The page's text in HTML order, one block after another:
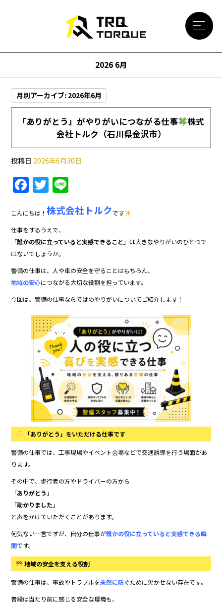
2026 6月
月別アーカイブ: 2026年6月
「ありがとう」がやりがいにつながる仕事
株式
会社トルク（石川県金沢市）
投稿日 2026年6月30日
F
a
c
e
b
o
o
k
T
w
itt
er
n
e
こんにちは！株式会社トルクです
仕事をするうえで、
「誰かの役に立っていると実感できること 」は大きなやりがいのひとつで
はないでしょうか。
警備の仕事は、人や車の安全を守ることはもちろん、
地域の安心につながる大切な役割を担っています。
今回は、警備の仕事ならではのやりがいについてご紹介します！
「ありがとう」をいただける仕事です
警備の仕事では、工事現場やイベント会場などで交通誘導を行う場面があ
ります。
その中で、歩行者の方やドライバーの方から
「ありがとう 」
「助かりました 」
と声をかけていただくことがあります。
何気ない一言ですが、自分の仕事が誰かの役に立っていると実感できる瞬
間です。
地域の安全を支える役割
警備の仕事は、事故やトラブルを未然に防ぐために欠かせない存在です。
普段は当たり前に感じる安全な環境も、